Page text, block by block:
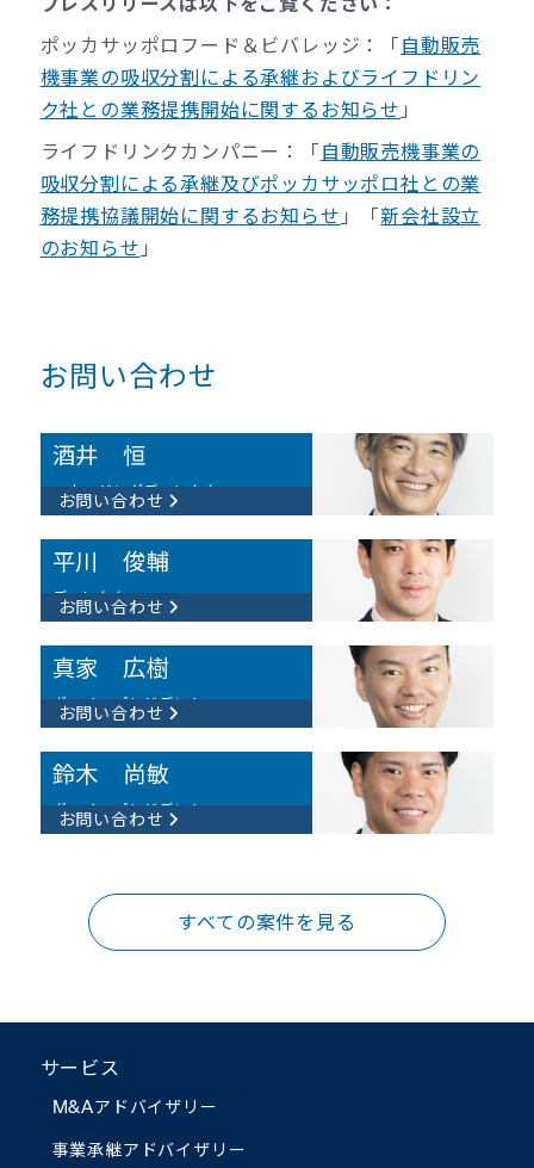
ポッカサッポロフード＆ビバレッジ：「 自動販売
機事業の吸収分割による承継およびライフドリン
ク社との業務提携開始に関するお知らせ 」
ライフドリンクカンパニー：「 自動販売機事業の
吸収分割による承継及びポッカサッポロ社との業
務提携協議開始に関するお知らせ 」「新会社設立
のお知らせ 」
お問い合わせ
酒井 恒
マネージングディレクター
お問い合わせ
平川 俊輔​
ディレクター
お問い合わせ
真家 広樹​
ヴァイスプレジデント
お問い合わせ
鈴木 尚敏
ヴァイスプレジデント
お問い合わせ
すべての案件を見る
サービス
M&Aアドバイザリー
事業承継アドバイザリー